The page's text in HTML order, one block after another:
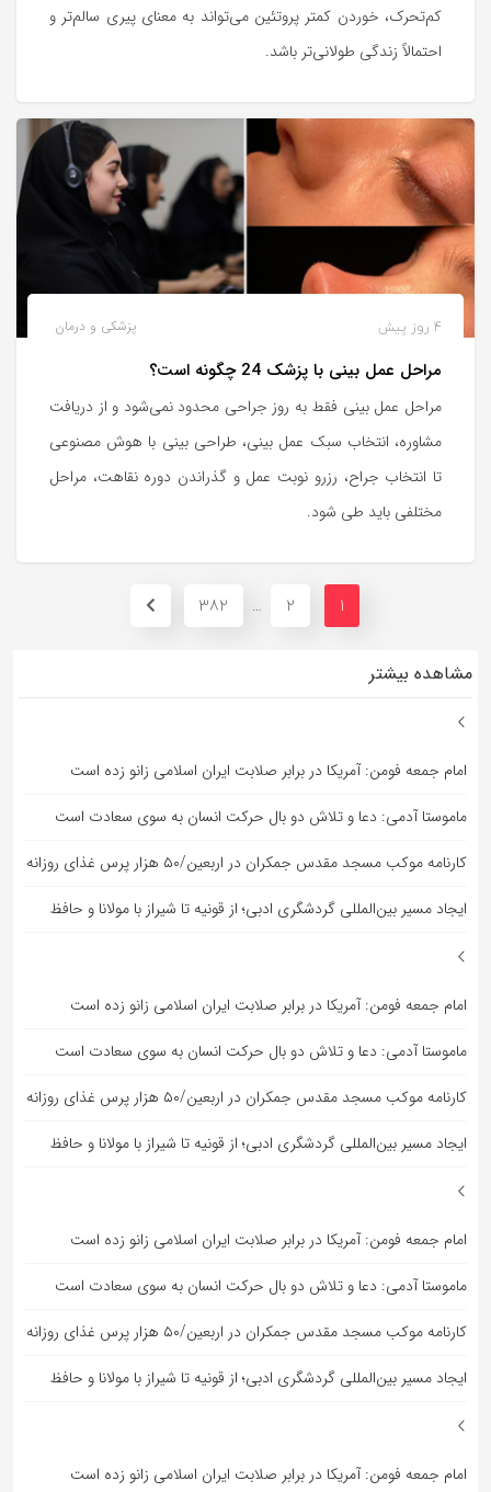
کم‌تحرک، خوردن کمتر پروتئین می‌تواند به معنای پیری سالم‌تر و
احتمالاً زندگی طولانی‌تر باشد.
پزشکی و درمان 4 روز پیش
مراحل عمل بینی با پزشک 24 چگونه است؟
مراحل عمل بینی فقط به روز جراحی محدود نمی‌شود و از دریافت
مشاوره، انتخاب سبک عمل بینی، طراحی بینی با هوش مصنوعی
تا انتخاب جراح، رزرو نوبت عمل و گذراندن دوره نقاهت، مراحل
مختلفی باید طی شود.
1
2
…
382
مشاهده بیشتر
امام جمعه فومن: آمریکا در برابر صلابت ایران اسلامی زانو زده است
ماموستا آدمی: دعا و تلاش دو بال حرکت انسان به سوی سعادت است
کارنامه موکب مسجد مقدس جمکران در اربعین/۵۰ هزار پرس غذای روزانه
ایجاد مسیر بین‌المللی گردشگری ادبی؛ از قونیه تا شیراز با مولانا و حافظ
امام جمعه فومن: آمریکا در برابر صلابت ایران اسلامی زانو زده است
ماموستا آدمی: دعا و تلاش دو بال حرکت انسان به سوی سعادت است
کارنامه موکب مسجد مقدس جمکران در اربعین/۵۰ هزار پرس غذای روزانه
ایجاد مسیر بین‌المللی گردشگری ادبی؛ از قونیه تا شیراز با مولانا و حافظ
امام جمعه فومن: آمریکا در برابر صلابت ایران اسلامی زانو زده است
ماموستا آدمی: دعا و تلاش دو بال حرکت انسان به سوی سعادت است
کارنامه موکب مسجد مقدس جمکران در اربعین/۵۰ هزار پرس غذای روزانه
ایجاد مسیر بین‌المللی گردشگری ادبی؛ از قونیه تا شیراز با مولانا و حافظ
امام جمعه فومن: آمریکا در برابر صلابت ایران اسلامی زانو زده است